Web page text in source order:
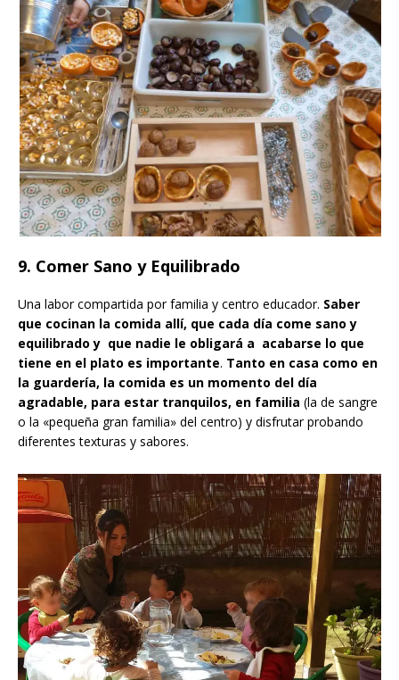
9. Comer Sano y Equilibrado
Una labor compartida por familia y centro educador. Saber
que cocinan la comida allí, que cada día come sano y
equilibrado y que nadie le obligará a acabarse lo que
tiene en el plato es importante. Tanto en casa como en
la guardería, la comida es un momento del día
agradable, para estar tranquilos, en familia (la de sangre
o la «pequeña gran familia» del centro) y disfrutar probando
diferentes texturas y sabores.